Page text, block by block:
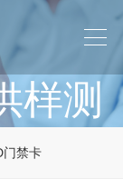
样测
门禁卡